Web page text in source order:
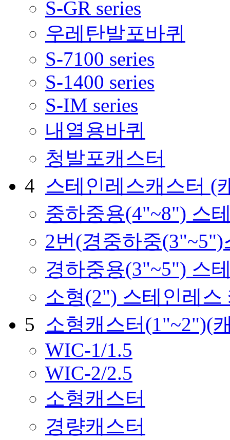
S-GR series
우레탄발포바퀴
S-7100 series
S-1400 series
S-IM series
내열용바퀴
청발포캐스터
4 스테인레스캐스터 (
중하중용(4"~8") 스
2번(경중하중
경하중용(3"~5") 스
소형(2") 스테인레스
5 소형캐스터(1"~2")(
WIC-1/1.5
WIC-2/2.5
소형캐스터
경량캐스터